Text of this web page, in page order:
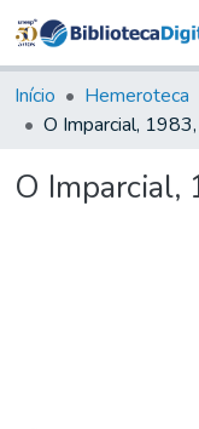
Início Hemeroteca
O Imparcial,
O